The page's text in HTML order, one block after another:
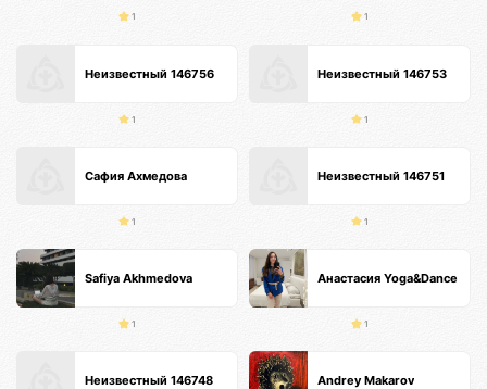
1 1
Неизвестный 146756
1
Неизвестный 146753
1
Сафия Ахмедова
1
Неизвестный 146751
1
Safiya Akhmedova
1
Анастасия Yoga&Dance
1
Неизвестный 146748 Andrey Makarov